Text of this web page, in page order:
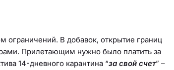
В добавок, открытие границ
Прилетающим нужно было платить за
14-дневного карантина “за свой счет” –